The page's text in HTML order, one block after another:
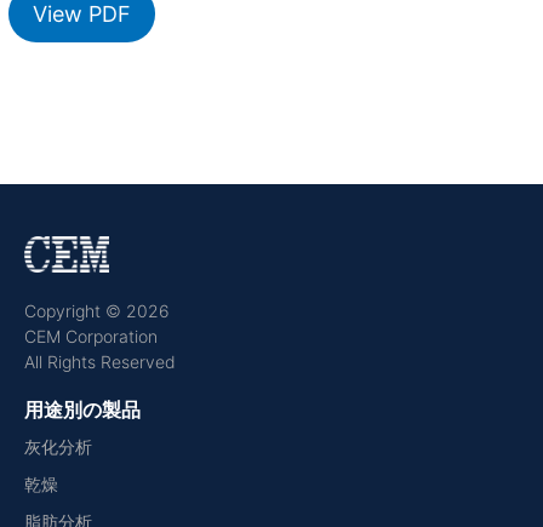
View PDF
Copyright © 2026
CEM Corporation
All Rights Reserved
用途別の製品
灰化分析
乾燥
脂肪分析